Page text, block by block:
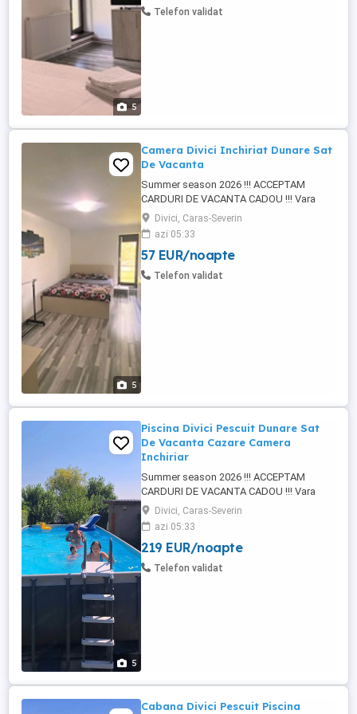
5
PISCINA (32mp) ? Sau de ce nu în
Telefon validat
5
Camera Divici Inchiriat Dunare Sat
De Vacanta
Summer season 2026 !!! ACCEPTAM
CARDURI DE VACANTA CADOU !!! Vara
asta ne răcorim în PSICINA la Spinning la
Divici la doi pași de DUNARE. Răcorirea
supremă! Cu temperaturi caniculare afară,
cum să nu-ți doreșți o scăldărică în
PISCINA (32mp) ? Sau de ce nu în
Divici, Caras-Severin
azi 05:33
57 EUR/noapte
Telefon validat
5
Piscina Divici Pescuit Dunare Sat
De Vacanta Cazare Camera
Inchiriar
Summer season 2026 !!! ACCEPTAM
CARDURI DE VACANTA CADOU !!! Vara
asta ne răcorim în PSICINA la Spinning la
Divici la doi pași de DUNARE. Răcorirea
supremă! Cu temperaturi caniculare afară,
cum să nu-ți doreșți o scăldărică în
PISCINA (32mp) ? Sau de ce nu în
Divici, Caras-Severin
azi 05:33
219 EUR/noapte
Telefon validat
Cabana Divici Pescuit Piscina